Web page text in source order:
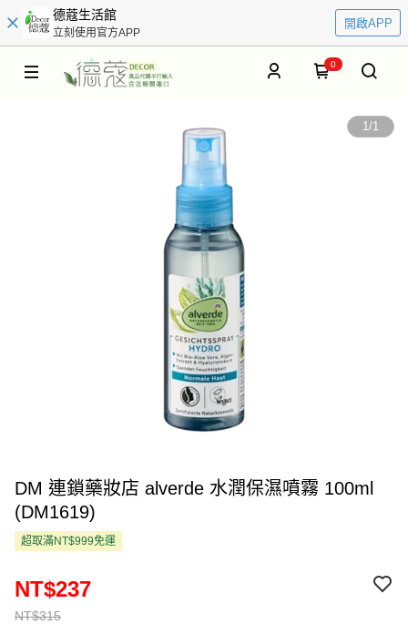
德蔻生活館
立刻使用官方APP
開啟APP
0
1/1
DM 連鎖藥妝店 alverde 水潤保濕噴霧 100ml
(DM1619)
超取滿NT$999免運
NT$315
NT$237